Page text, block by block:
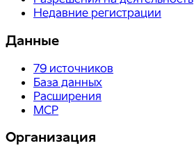
Недавние регистрации
Данные
79 источников
База данных
Расширения
MCP
Организация